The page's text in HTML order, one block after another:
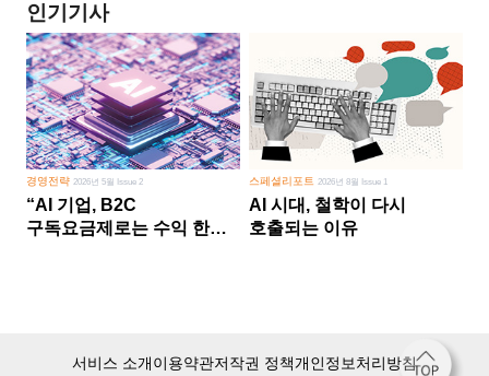
인기기사
경영전략2026년 5월 Issue 2
“AI 기업, B2C
구독요금제로는 수익 한계
스페셜리포트 2026년 8월 Issue 1
AI 시대, 철학이 다시
호출되는 이유
서비스 소개이용약관저작권 정책개인정보처리방침